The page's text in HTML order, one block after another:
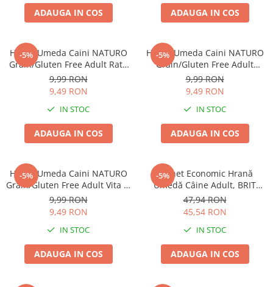
Batoane Rozătoare
Îngrijire Rozătoare
Așternut Igienic Rozătoare
Cuști Rozătoare
Accesorii Acvarii
Hrană
Hrană Pești
Întreținere Acvariu
ADAUGA IN COS ADAUGA IN COS
-5%
Hrana Umeda Caini NATURO
Grain/Gluten Free Adult Rata
390g
9,99 RON
9,49 RON
IN STOC
ADAUGA IN COS
-5%
Hrana Umeda Caini NATURO
Grain/Gluten Free Adult
Curcan 390g
9,99 RON
9,49 RON
IN STOC
ADAUGA IN COS
-5%
Hrana Umeda Caini NATURO
Grain/Gluten Free Adult Vita si
Pui 390g
9,99 RON
9,49 RON
IN STOC
ADAUGA IN COS
-5%
Pachet Economic Hrană
Umedă Câine Adult, BRIT
Premium by Nature, Vită și
Burtă de Vită, 6x400g
47,94 RON
45,54 RON
IN STOC
ADAUGA IN COS